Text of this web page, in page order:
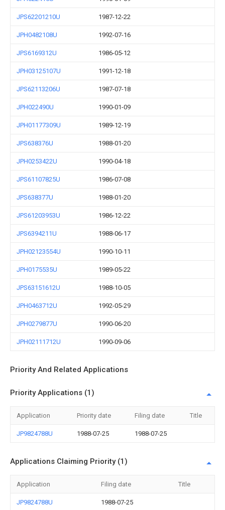
JPS62201210U 1987-12-22
JPH0482108U 1992-07-16
JPS6169312U 1986-05-12
JPH03125107U 1991-12-18
JPS62113206U 1987-07-18
JPH022490U 1990-01-09
JPH01177309U 1989-12-19
JPS638376U 1988-01-20
JPH0253422U 1990-04-18
JPS61107825U 1986-07-08
JPS638377U 1988-01-20
JPS61203953U 1986-12-22
JPS6394211U 1988-06-17
JPH02123554U 1990-10-11
JPH0175535U 1989-05-22
JPS63151612U 1988-10-05
JPH0463712U 1992-05-29
JPH0279877U 1990-06-20
JPH02111712U 1990-09-06
Priority And Related Applications
Priority Applications (1)
Application Priority date Filing date Title
JP9824788U 1988-07-25 1988-07-25
Applications Claiming Priority (1)
Application Filing date Title
JP9824788U 1988-07-25